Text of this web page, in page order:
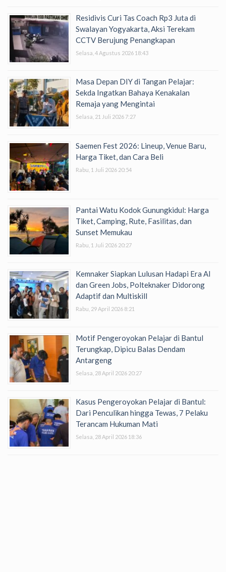
Residivis Curi Tas Coach Rp3 Juta di
Swalayan Yogyakarta, Aksi Terekam
CCTV Berujung Penangkapan
Selasa, 4 Agustus 2026 18:43
Masa Depan DIY di Tangan Pelajar:
Sekda Ingatkan Bahaya Kenakalan
Remaja yang Mengintai
Selasa, 21 Juli 2026 7:27
Saemen Fest 2026: Lineup, Venue Baru,
Harga Tiket, dan Cara Beli
Rabu, 1 Juli 2026 20:54
Pantai Watu Kodok Gunungkidul: Harga
Tiket, Camping, Rute, Fasilitas, dan
Sunset Memukau
Rabu, 1 Juli 2026 20:27
Kemnaker Siapkan Lulusan Hadapi Era AI
dan Green Jobs, Polteknaker Didorong
Adaptif dan Multiskill
Rabu, 29 April 2026 8:21
Motif Pengeroyokan Pelajar di Bantul
Terungkap, Dipicu Balas Dendam
Antargeng
Selasa, 28 April 2026 20:27
Kasus Pengeroyokan Pelajar di Bantul:
Dari Penculikan hingga Tewas, 7 Pelaku
Terancam Hukuman Mati
Selasa, 28 April 2026 18:36